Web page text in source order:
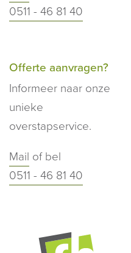
0511 - 46 81 40
Offerte aanvragen?
Informeer naar onze
unieke
overstapservice.
Mail of bel
0511 - 46 81 40